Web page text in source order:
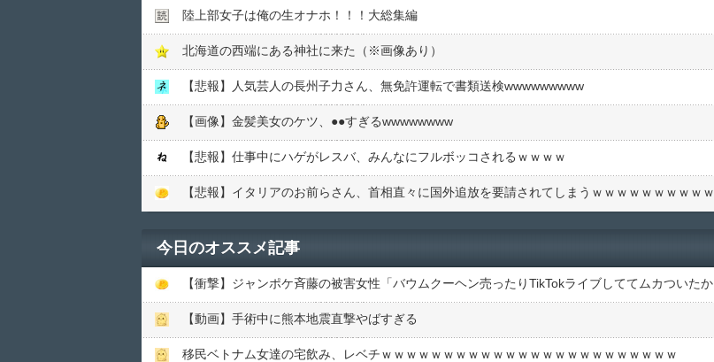
陸上部女子は俺の生オナホ！！！大総集編
北海道の西端にある神社に来た（※画像あり）
【悲報】人気芸人の長州子力さん、無免許運転で書類送検wwwwwwwww
【画像】金髪美女のケツ、●●すぎるwwwwwwww
【悲報】仕事中にハゲがレスバ、みんなにフルボッコされるｗｗｗｗ
【悲報】イタリアのお前らさん、首相直々に国外追放を要請されてしまうｗｗｗｗｗｗｗｗｗｗ
今日のオススメ記事
【動画】手術中に熊本地震直撃やばすぎる
移民ベトナム女達の宅飲み、レベチｗｗｗｗｗｗｗｗｗｗｗｗｗｗｗｗｗｗｗｗｗｗｗｗ